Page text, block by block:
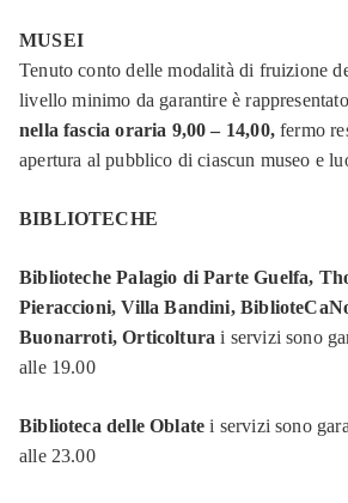
MUSEI
Tenuto conto delle modalità di fruizione
livello minimo da garantire è
nella fascia oraria 9,00 – 14,00,fermo
apertura al pubblico di ciascun museo e
BIBLIOTECHE
Biblioteche Palagio di Parte Guelfa,
Pieraccioni, Villa Bandini,
Buonarroti, Orticoltura i servizi sono
alle 19.00
Biblioteca delle Oblate i servizi sono
alle 23.00